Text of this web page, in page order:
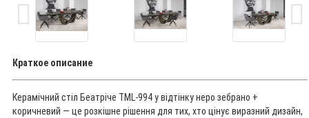
Краткое описание
Керамічний стіл Беатріче TML-994 у відтінку неро зебрано +
коричневий — це розкішне рішення для тих, хто цінує виразний дизайн,